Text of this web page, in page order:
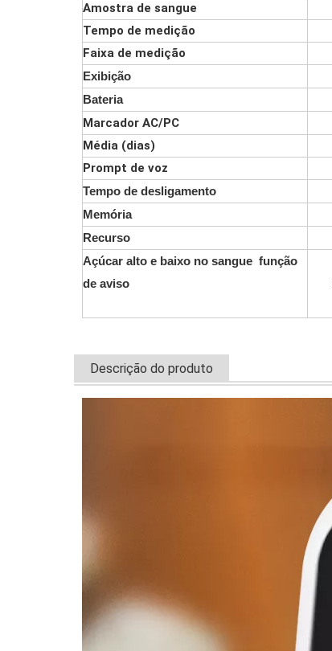
Amostra de sangue
Tempo de medição
Faixa de medição
Exibição
Bateria
Marcador AC/PC
Média (dias)
Prompt de voz
Tempo de desligamento
Memória
Recurso
Açúcar alto e baixo no sangue função
de aviso
Descrição do produto